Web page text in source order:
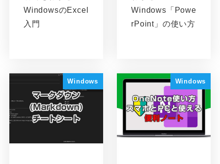
WindowsのExcel
入門
Windows「Powe
rPoint」の使い方
Windows Windows